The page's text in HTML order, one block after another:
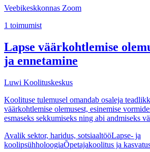
Veebikeskkonnas Zoom
1 toimumist
Lapse väärkohtlemise
ja ennetamine
Luwi Koolituskeskus
Koolituse tulemusel omandab osaleja
väärkohtlemise olemusest, esinemise
esmaseks sekkumiseks ning abi andmiseks
Avalik sektor, haridus, sotsiaaltööLapse- ja
koolipsühholoogiaÕpetajakoolitus ja